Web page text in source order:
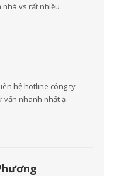
nhà vs rất nhiều
hệ hotline công ty
vấn nhanh nhất ạ